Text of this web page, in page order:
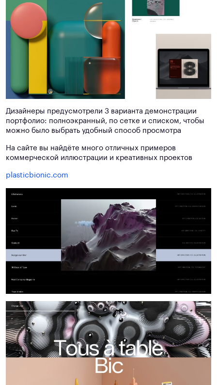
Дизайнеры предусмотрели 3 варианта демонстрации
портфолио: полноэкранный, по сетке и списком, чтобы
можно было выбрать удобный способ просмотра
На сайте вы найдёте много отличных примеров
коммерческой иллюстрации и креативных проектов
plasticbionic.com